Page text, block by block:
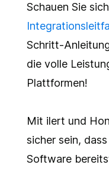
Schauen Sie
Schritt-
die volle
Plattformen!
Mit ilert und
sicher sein,
Software